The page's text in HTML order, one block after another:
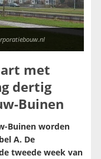
met
dertig
Buinen
Buinen worden
A. De
tweede week van